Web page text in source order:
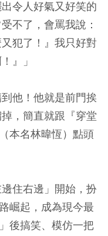
令人好氣又好笑的
不了，會罵我說：
犯了！』我只好對
』」
他！他就是前門挨
，簡直就跟『穿堂
本名林暐恆）點頭
住右邊」開始，扮
崛起，成為現今最
後搞笑、模仿一把